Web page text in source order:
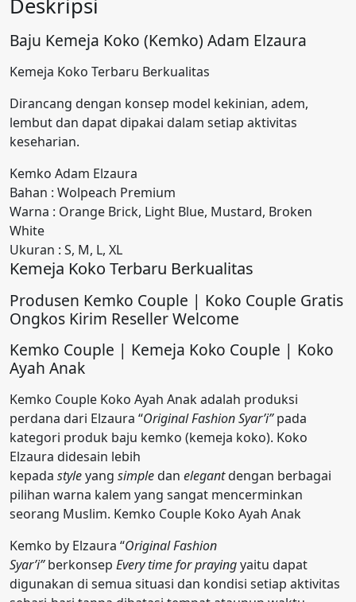
Deskripsi
Baju Kemeja Koko (Kemko) Adam Elzaura
Kemeja Koko Terbaru Berkualitas
Dirancang dengan konsep model kekinian, adem,
lembut dan dapat dipakai dalam setiap aktivitas
keseharian.
Kemko Adam Elzaura
Bahan : Wolpeach Premium
Warna : Orange Brick, Light Blue, Mustard, Broken
White
Ukuran : S, M, L, XL
Kemeja Koko Terbaru Berkualitas
Produsen Kemko Couple | Koko Couple Gratis
Ongkos Kirim Reseller Welcome
Kemko Couple | Kemeja Koko Couple | Koko
Ayah Anak
Kemko Couple Koko Ayah Anak adalah produksi
perdana dari Elzaura “Original Fashion Syar’i”pada
kategori produk baju kemko (kemeja koko). Koko
Elzaura didesain lebih
kepada styleyang simpledan elegantdengan berbagai
pilihan warna kalem yang sangat mencerminkan
seorang Muslim. Kemko Couple Koko Ayah Anak
Kemko by Elzaura “Original Fashion
Syar’i”berkonsep Every time for prayingyaitu dapat
digunakan di semua situasi dan kondisi setiap aktivitas